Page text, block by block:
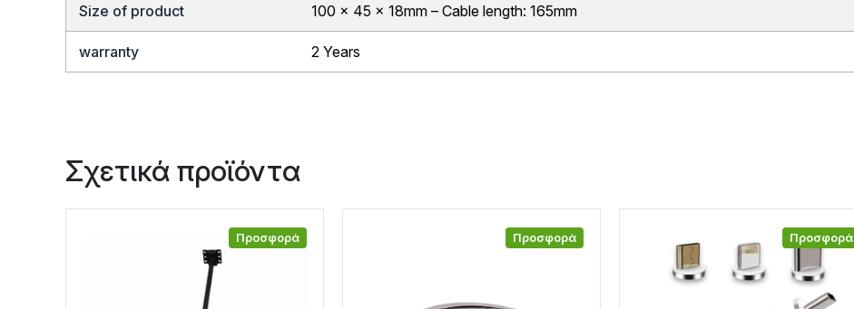
Size of product 100 x 45 x 18mm – Cable length: 165mm
warranty 2 Years
Σχετικά προϊόντα
Προσφορά Προσφορά Προσφορά